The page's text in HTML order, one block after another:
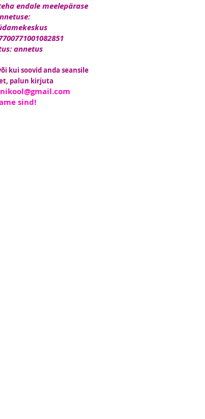
endale meelepärase
annetus
kui soovid anda seansile
palun kirjuta
sind!